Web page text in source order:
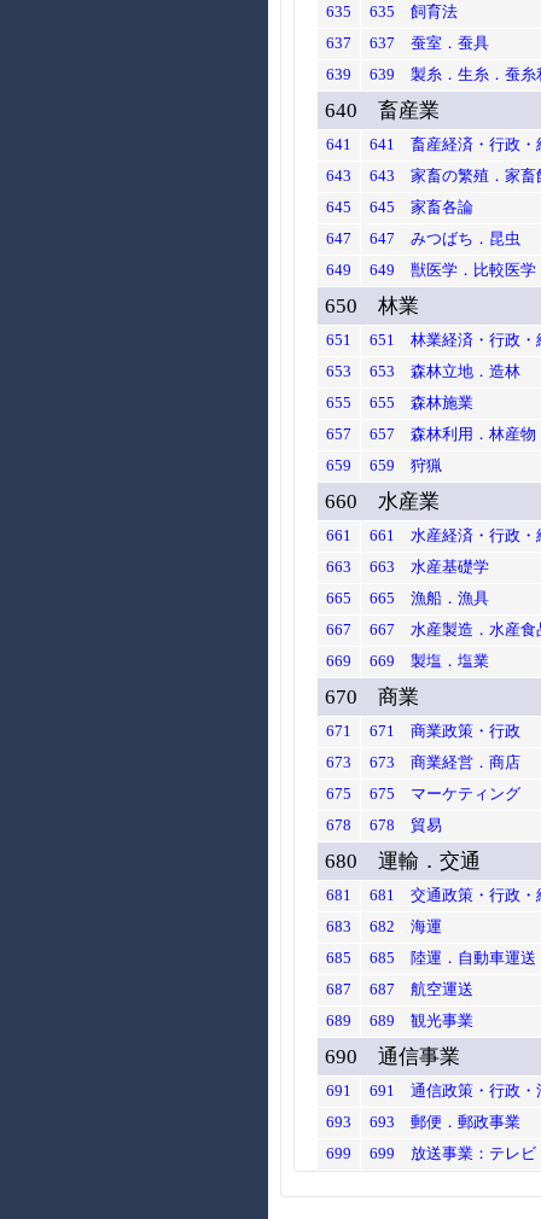
635
635 飼育法
637
637 蚕室．蚕具
639
639 製糸．生糸．蚕糸
640 畜産業
641
641 畜産経済・行政・
643
643 家畜の繁殖．家畜
645
645 家畜各論
647
647 みつばち．昆虫
649
649 獣医学．比較医学
650 林業
651
651 林業経済・行政・
653
653 森林立地．造林
655
655 森林施業
657
657 森林利用．林産物
659
659 狩猟
660 水産業
661
661 水産経済・行政・
663
663 水産基礎学
665
665 漁船．漁具
667
667 水産製造．水産食
669
669 製塩．塩業
670 商業
671
671 商業政策・行政
673
673 商業経営．商店
675
675 マーケティング
678
678 貿易
680 運輸．交通
681
681 交通政策・行政・
683
682 海運
685
685 陸運．自動車運送
687
687 航空運送
689
689 観光事業
690 通信事業
691
691 通信政策・行政・
693
693 郵便．郵政事業
699
699 放送事業：テレビ